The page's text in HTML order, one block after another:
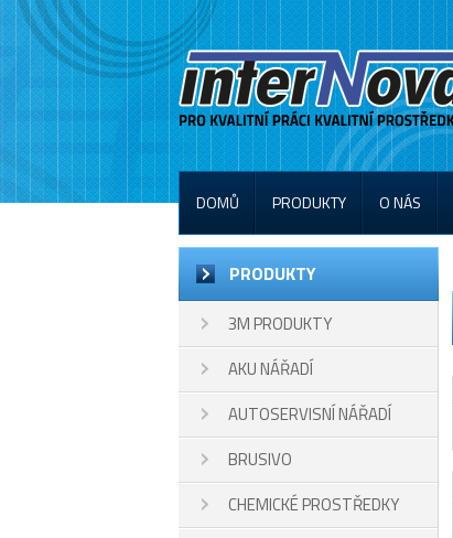
DOMŮ PRODUKTY O NÁS
PRODUKTY
3M PRODUKTY
AKU NÁŘADÍ
AUTOSERVISNÍ NÁŘADÍ
BRUSIVO
CHEMICKÉ PROSTŘEDKY